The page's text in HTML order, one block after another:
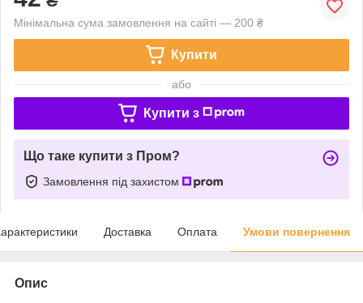
Мінімальна сума замовлення на сайті — 200 ₴
Купити
або
Купити з
Що таке купити з Пром?
Замовлення під захистом
Доставка Оплата Умови повернення
Опис